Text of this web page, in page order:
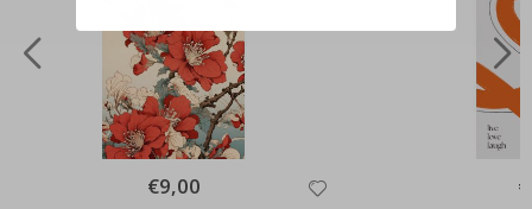
Special
Price
€9,00